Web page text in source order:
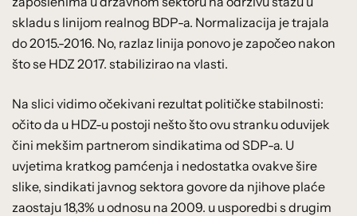
skladu s linijom realnog BDP-a. Normalizacija je trajala
do 2015.-2016. No, razlaz linija ponovo je započeo nakon
što se HDZ 2017. stabilizirao na vlasti.
Na slici vidimo očekivani rezultat političke stabilnosti:
očito da u HDZ-u postoji nešto što ovu stranku oduvijek
čini mekšim partnerom sindikatima od SDP-a. U
uvjetima kratkog pamćenja i nedostatka ovakve šire
slike, sindikati javnog sektora govore da njihove plaće
zaostaju 18,3% u odnosu na 2009. u usporedbi s drugim